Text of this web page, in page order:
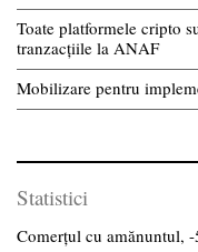
Toate platformele cripto
tranzacțiile la ANAF
Mobilizare pentru
Statistici
Comerțul cu amănuntul,